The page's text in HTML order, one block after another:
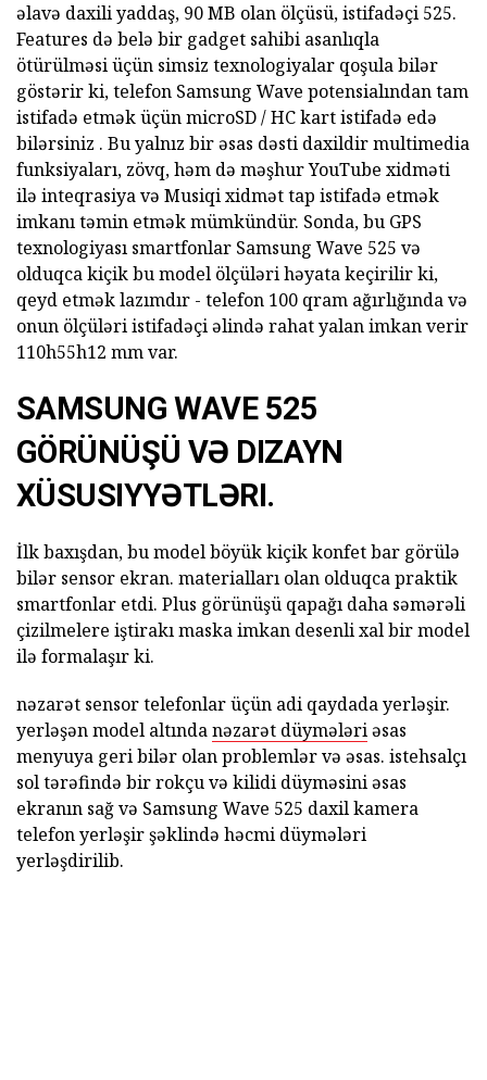
əlavə daxili yaddaş, 90 MB olan ölçüsü, istifadəçi 525.
Features də belə bir gadget sahibi asanlıqla
ötürülməsi üçün simsiz texnologiyalar qoşula bilər
göstərir ki, telefon Samsung Wave potensialından tam
istifadə etmək üçün microSD / HC kart istifadə edə
bilərsiniz . Bu yalnız bir əsas dəsti daxildir multimedia
funksiyaları, zövq, həm də məşhur YouTube xidməti
ilə inteqrasiya və Musiqi xidmət tap istifadə etmək
imkanı təmin etmək mümkündür. Sonda, bu GPS
texnologiyası smartfonlar Samsung Wave 525 və
olduqca kiçik bu model ölçüləri həyata keçirilir ki,
qeyd etmək lazımdır - telefon 100 qram ağırlığında və
onun ölçüləri istifadəçi əlində rahat yalan imkan verir
110h55h12 mm var.
SAMSUNG WAVE 525
GÖRÜNÜŞÜ VƏ DIZAYN
XÜSUSIYYƏTLƏRI.
İlk baxışdan, bu model böyük kiçik konfet bar görülə
bilər sensor ekran. materialları olan olduqca praktik
smartfonlar etdi. Plus görünüşü qapağı daha səmərəli
çizilmelere iştirakı maska imkan desenli xal bir model
ilə formalaşır ki.
nəzarət sensor telefonlar üçün adi qaydada yerləşir.
yerləşən model altındanəzarət düymələriəsas
menyuya geri bilər olan problemlər və əsas. istehsalçı
sol tərəfində bir rokçu və kilidi düyməsini əsas
ekranın sağ və Samsung Wave 525 daxil kamera
telefon yerləşir şəklində həcmi düymələri
yerləşdirilib.